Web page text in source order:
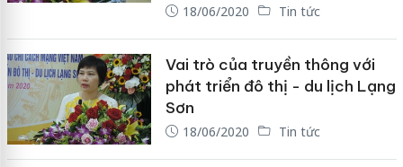
18/06/2020 Tin tức
Vai trò của truyền thông với
phát triển đô thị - du lịch Lạng
Sơn
18/06/2020 Tin tức